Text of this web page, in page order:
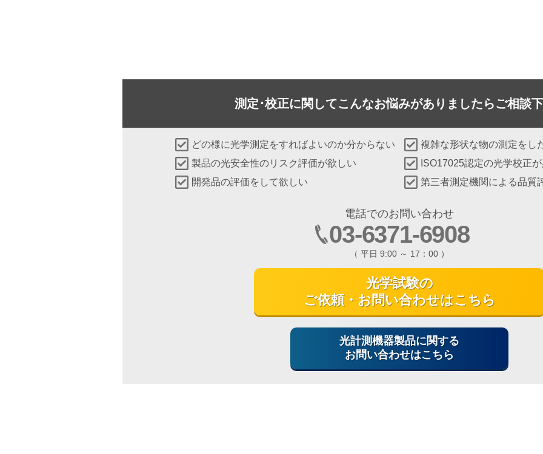
測定･校正に関してこんなお悩みがありましたらご相談下
どの様に光学測定をすればよいのか分からない
複雑な形状な物の測定をし
製品の光安全性のリスク評価が欲しい
ISO17025認定の光学校正
開発品の評価をして欲しい
第三者測定機関による品質
電話でのお問い合わせ
03-6371-6908
（ 平日 9:00 ～ 17：00 ）
光学試験の
ご依頼・お問い合わせはこちら
光計測機器製品に関する
お問い合わせはこちら